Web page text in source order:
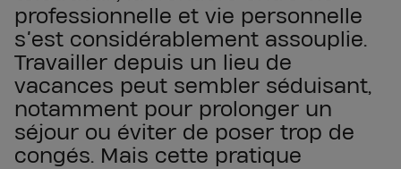
professionnelle et vie personnelle
s’est considérablement assouplie.
Travailler depuis un lieu de
vacances peut sembler séduisant,
notamment pour prolonger un
séjour ou éviter de poser trop de
congés. Mais cette pratique